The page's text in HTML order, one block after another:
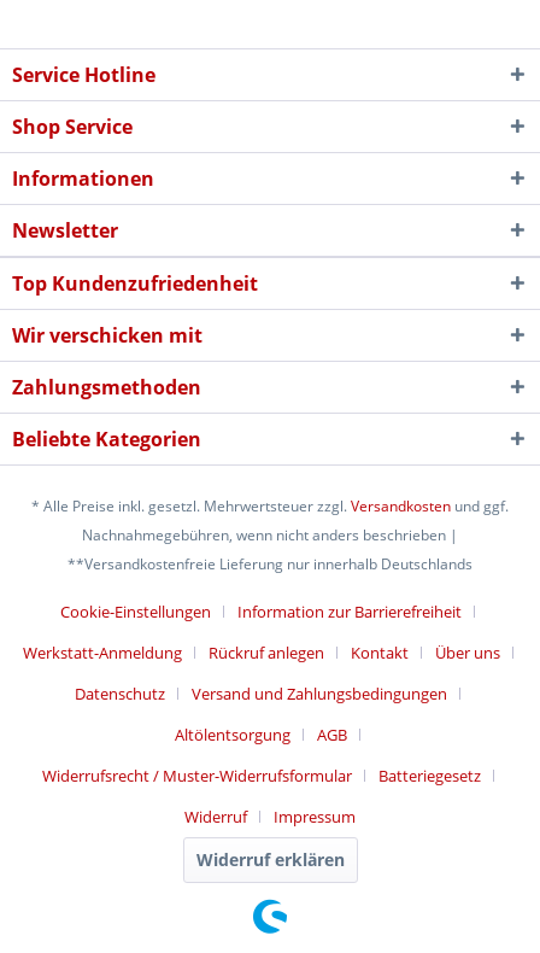
Service Hotline
Shop Service
Informationen
Newsletter
Top Kundenzufriedenheit
Wir verschicken mit
Zahlungsmethoden
Beliebte Kategorien
* Alle Preise inkl. gesetzl. Mehrwertsteuer zzgl.Versandkosten und ggf.
Nachnahmegebühren, wenn nicht anders beschrieben |
**Versandkostenfreie Lieferung nur innerhalb Deutschlands
Cookie-Einstellungen
Information zur Barrierefreiheit
Werkstatt-Anmeldung
Rückruf anlegen Kontakt
Über uns
Datenschutz
Versand und Zahlungsbedingungen
Altölentsorgung
AGB
Widerrufsrecht / Muster-Widerrufsformular
Batteriegesetz
Widerruf
Impressum
Widerruf erklären